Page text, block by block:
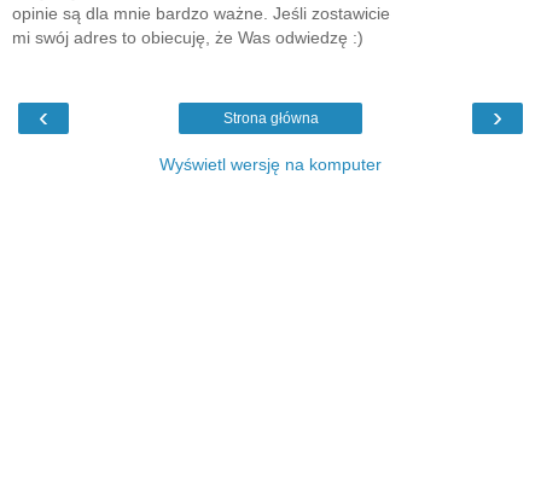
opinie są dla mnie bardzo ważne. Jeśli zostawicie
mi swój adres to obiecuję, że Was odwiedzę :)
‹ ›
Strona główna
Wyświetl wersję na komputer